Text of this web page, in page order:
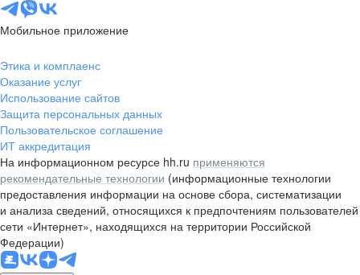
Мобильное приложение
Этика и комплаенс
Оказание услуг
Использование сайтов
Защита персональных данных
Пользовательское соглашение
ИТ аккредитация
На информационном ресурсе hh.ru применяются
рекомендательные технологии (информационные технологии
предоставления информации на основе сбора, систематизации
и анализа сведений, относящихся к предпочтениям пользователей
сети «Интернет», находящихся на территории Российской
Федерации)